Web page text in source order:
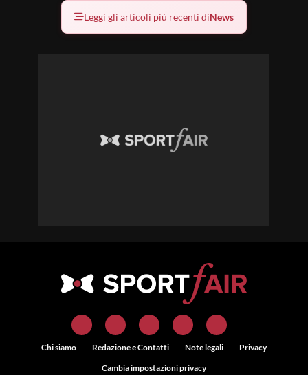
Leggi gli articoli più recenti diNews
Chi siamo Redazione e Contatti Note legali
Privacy
Cambia impostazioni privacy